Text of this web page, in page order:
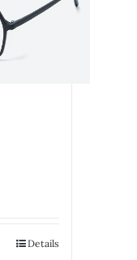
Details